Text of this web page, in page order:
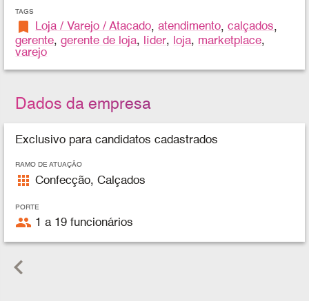
TAGS
bookmark Loja / Varejo / Atacado,atendimento,calçados,
gerente,gerente de loja, líder, loja, marketplace,
varejo
Dados da empresa
Exclusivo para candidatos cadastrados
RAMO DE ATUAÇÃO
apps Confecção, Calçados
PORTE
people 1 a 19 funcionários
keyboard_arrow_left